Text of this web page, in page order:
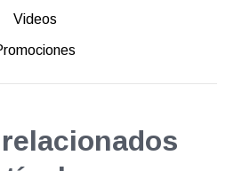
Videos